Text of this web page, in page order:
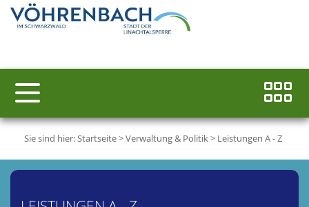
Sie sind hier:Startseite>Verwaltung & Politik> Leistungen A - Z